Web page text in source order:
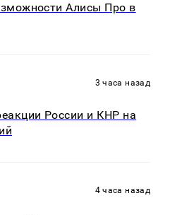
Алисы Про в
3 часа назад
России и КНР на
4 часа назад